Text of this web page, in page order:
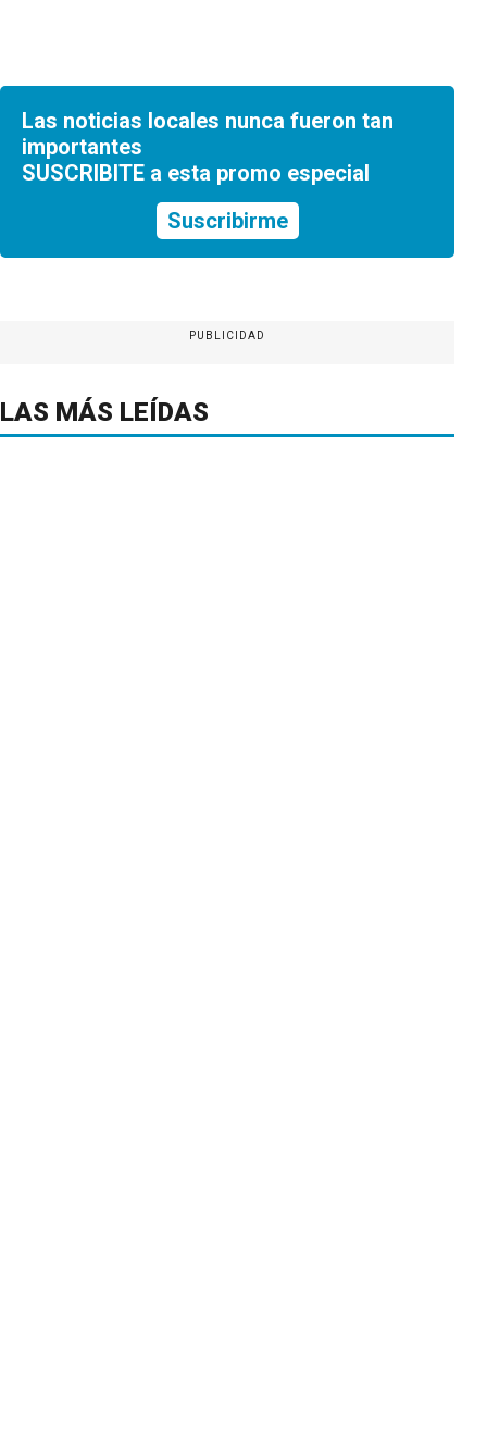
Las noticias locales nunca fueron tan
importantes
SUSCRIBITE a esta promo especial
Suscribirme
PUBLICIDAD
LAS MÁS LEÍDAS